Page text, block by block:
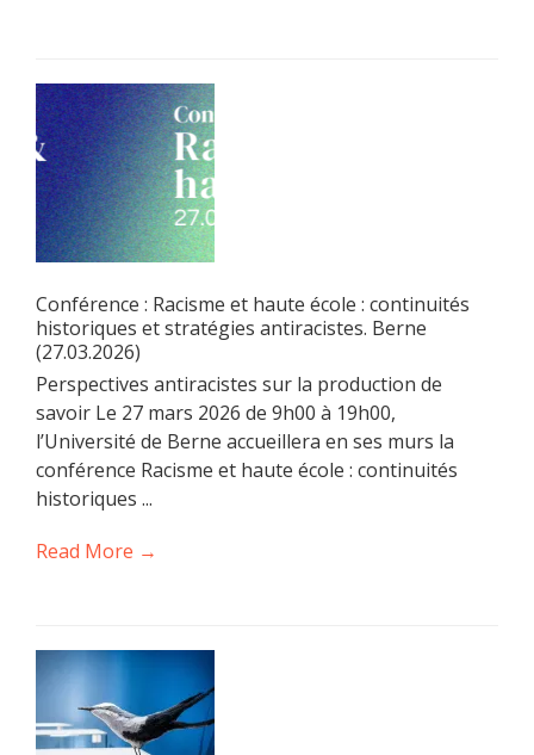
Conférence : Racisme et haute école : continuités
historiques et stratégies antiracistes. Berne
(27.03.2026)
Perspectives antiracistes sur la production de
savoir Le 27 mars 2026 de 9h00 à 19h00,
l’Université de Berne accueillera en ses murs la
conférence Racisme et haute école : continuités
historiques ...
Read More →